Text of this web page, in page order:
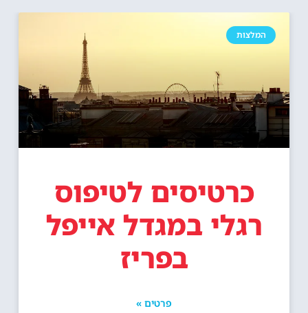
המלצות
כרטיסים לטיפוס
רגלי במגדל אייפל
בפריז
פרטים »